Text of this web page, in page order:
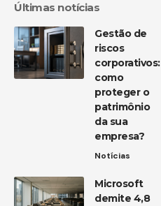
Últimas notícias
Gestão de
riscos
corporativos:
como
proteger o
patrimônio
da sua
empresa?
Notícias
Microsoft
demite 4,8